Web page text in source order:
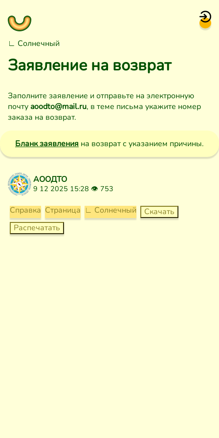
∟ Солнечный
Заявление на возврат
Заполните заявление и отправьте на электронную
почтуaoodto@mail.ru, в теме письма укажите номер
заказа на возврат.
Бланк заявления на возврат с указанием причины.
АООДТО
9 12 2025 15:28 👁 753
Справка Страница ∟ Солнечный
Скачать
Распечатать